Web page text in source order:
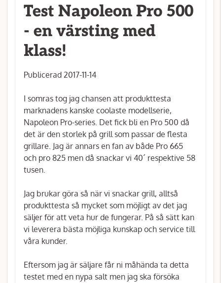
Test Napoleon Pro 500
- en värsting med
klass!
Publicerad 2017-11-14
I somras tog jag chansen att produkttesta
marknadens kanske coolaste modellserie,
Napoleon Pro-series. Det fick bli en Pro 500 då
det är den storlek på grill som passar de flesta
grillare. Jag är annars en fan av både Pro 665
och pro 825 men då snackar vi 40´ respektive 58
tusen.
Jag brukar göra så när vi snackar grill, alltså
produkttesta så mycket som möjligt av det jag
säljer för att veta hur de fungerar. På så sätt kan
vi leverera bästa möjliga kunskap och service till
våra kunder.
Eftersom jag är säljare får ni måhända ta detta
testet med en nypa salt men jag ska försöka